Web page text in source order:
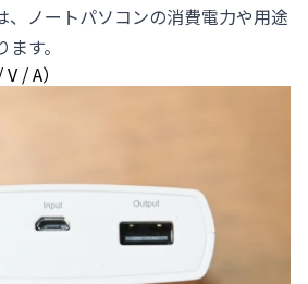
、ノートパソコンの消費電力や用途
す。
/ A）